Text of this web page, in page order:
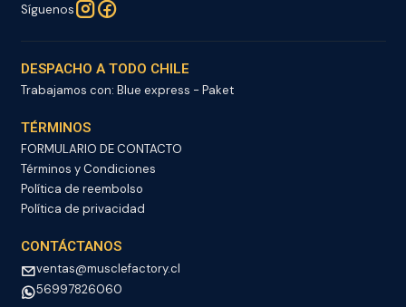
Síguenos
DESPACHO A TODO CHILE
Trabajamos con: Blue express - Paket
TÉRMINOS
FORMULARIO DE CONTACTO
Términos y Condiciones
Política de reembolso
Política de privacidad
CONTÁCTANOS
ventas@musclefactory.cl
56997826060